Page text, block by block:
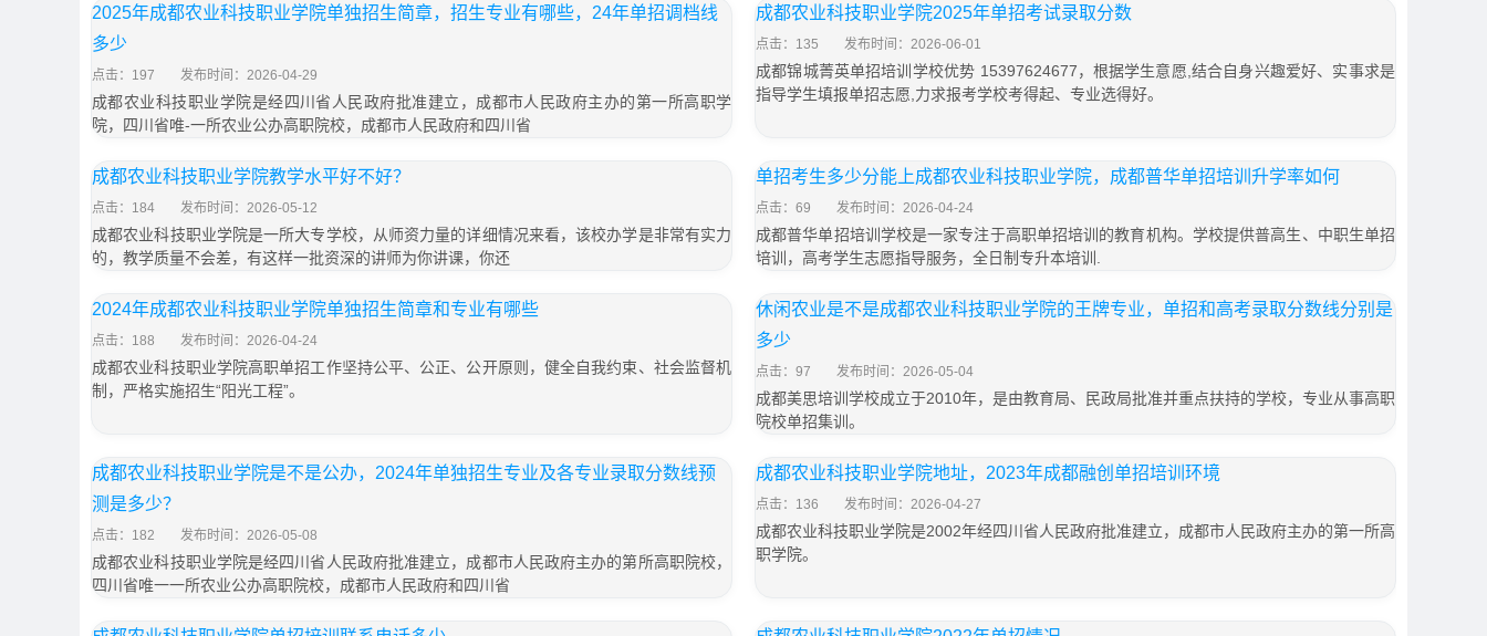
2025年成都农业科技职业学院单独招生简章，招生专业有哪些，24年单招调档线
多少
点击：197 发布时间：2026-04-29
成都农业科技职业学院是经四川省人民政府批准建立，成都市人民政府主办的第一所高职学
院，四川省唯-一所农业公办高职院校，成都市人民政府和四川省
成都农业科技职业学院2025年单招考试录取分数
点击：135 发布时间：2026-06-01
成都锦城菁英单招培训学校优势 15397624677，根据学生意愿,结合自身兴趣爱好、实事求是
指导学生填报单招志愿,力求报考学校考得起、专业选得好。
成都农业科技职业学院教学水平好不好？
点击：184 发布时间：2026-05-12
成都农业科技职业学院是一所大专学校，从师资力量的详细情况来看，该校办学是非常有实力
的，教学质量不会差，有这样一批资深的讲师为你讲课，你还
单招考生多少分能上成都农业科技职业学院，成都普华单招培训升学率如何
点击：69 发布时间：2026-04-24
成都普华单招培训学校是一家专注于高职单招培训的教育机构。学校提供普高生、中职生单招
培训，高考学生志愿指导服务，全日制专升本培训.
2024年成都农业科技职业学院单独招生简章和专业有哪些
点击：188 发布时间：2026-04-24
成都农业科技职业学院高职单招工作坚持公平、公正、公开原则，健全自我约束、社会监督机
制，严格实施招生“阳光工程”。
休闲农业是不是成都农业科技职业学院的王牌专业，单招和高考录取分数线分别是
多少
点击：97 发布时间：2026-05-04
成都美思培训学校成立于2010年，是由教育局、民政局批准并重点扶持的学校，专业从事高职
院校单招集训。
成都农业科技职业学院是不是公办，2024年单独招生专业及各专业录取分数线预
测是多少？
点击：182 发布时间：2026-05-08
成都农业科技职业学院是经四川省人民政府批准建立，成都市人民政府主办的第所高职院校，
四川省唯一一所农业公办高职院校，成都市人民政府和四川省
成都农业科技职业学院地址，2023年成都融创单招培训环境
点击：136 发布时间：2026-04-27
成都农业科技职业学院是2002年经四川省人民政府批准建立，成都市人民政府主办的第一所高
职学院。